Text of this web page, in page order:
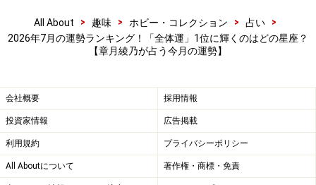
5位：やぎ座（12月22日～1月19日生まれ）
レトロな夏が楽しめそう。
どこか懐かしく、優しい気持ちになれる世界に身を置き
ましょう。AI時代ですが、あえてアナログにやっていく
All About > 趣味 > ホビー・コレクション > 占い
>
2026年7月の運勢ランキング！「全体運」1位に輝くのはどの星座？
【章月綾乃が占う今月の運勢】
会社概要 採用情報
投資家情報 広告掲載
利用規約 プライバシーポリシー
All Aboutについて 著作権・商標・免責